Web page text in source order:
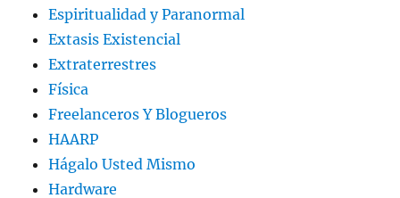
Espiritualidad y Paranormal
Extasis Existencial
Extraterrestres
Física
Freelanceros Y Blogueros
HAARP
Hágalo Usted Mismo
Hardware